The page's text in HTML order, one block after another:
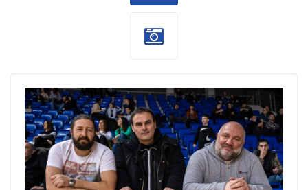
Fejsbuk-grupa-
tate.jpg